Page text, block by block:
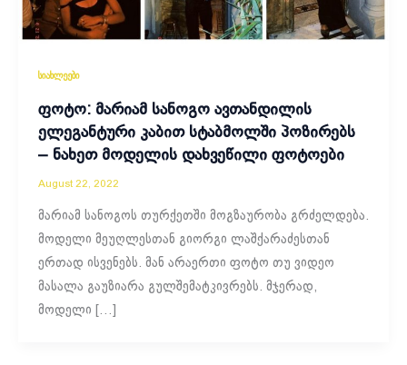
სიახლეები
ფოტო: მარიამ სანოგო ავთანდილის
ელეგანტური კაბით სტაბმოლში პოზირებს
– ნახეთ მოდელის დახვეწილი ფოტოები
August 22, 2022
მარიამ სანოგოს თურქეთში მოგზაურობა გრძელდება.
მოდელი მეუღლესთან გიორგი ლაშქარაძესთან
ერთად ისვენებს. მან არაერთი ფოტო თუ ვიდეო
მასალა გაუზიარა გულშემატკივრებს. მჯერად,
მოდელი […]